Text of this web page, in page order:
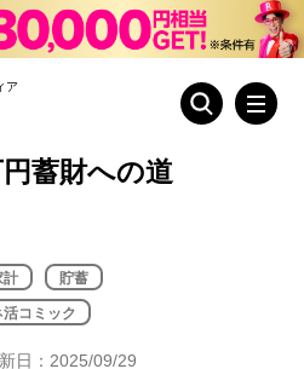
ア
蓄財への道
計 貯蓄
活コミック
日：2025/09/29